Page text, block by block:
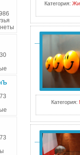
Категория:
Категория: